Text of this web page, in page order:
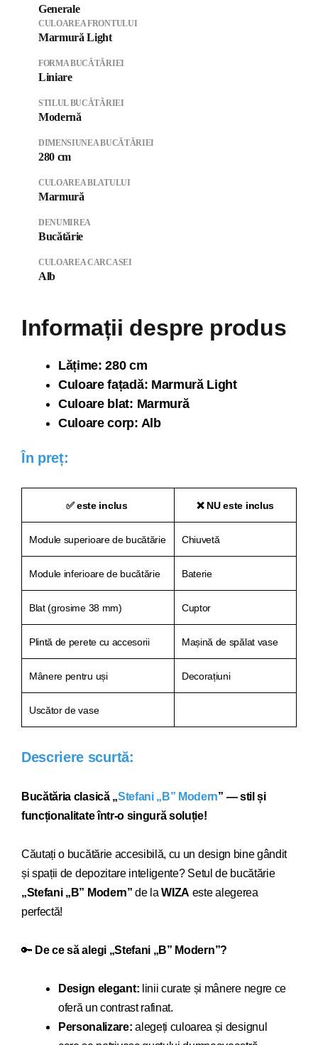
Generale
CULOAREA FRONTULUI
Marmură Light
FORMA BUCĂTĂRIEI
Liniare
STILUL BUCĂTĂRIEI
Modernă
DIMENSIUNEA BUCĂTĂRIEI
280 cm
CULOAREA BLATULUI
Marmură
DENUMIREA
Bucătărie
CULOAREA CARCASEI
Alb
Informații despre produs
Lățime: 280 cm
Culoare fațadă: Marmură Light
Culoare blat: Marmură
Culoare corp: Alb
În preț:
✅ este inclus ❌ NU este inclus
Module superioare de bucătărie Chiuvetă
Module inferioare de bucătărie Baterie
Blat (grosime 38 mm) Cuptor
Plintă de perete cu accesorii Mașină de spălat vase
Mânere pentru uși Decorațiuni
Uscător de vase
Descriere scurtă:
Bucătăria clasică „Stefani „B” Modern” — stil și
funcționalitate într-o singură soluție!
Căutați o bucătărie accesibilă, cu un design bine gândit
și spații de depozitare inteligente? Setul de bucătărie
„Stefani „B” Modern” de laWIZA este alegerea
perfectă!
🔑 De ce să alegi „Stefani „B” Modern”?
Design elegant: linii curate și mânere negre ce
oferă un contrast rafinat.
Personalizare: alegeți culoarea și designul